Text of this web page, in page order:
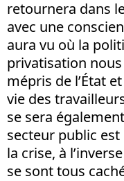
retournera dans
avec une
aura vu où la
privatisation
mépris de l’État
vie des
se sera
secteur public
la crise, à
se sont tous